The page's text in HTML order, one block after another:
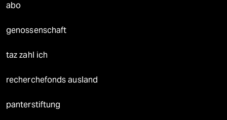
abo
genossenschaft
taz zahl ich
recherchefonds ausland
panterstiftung